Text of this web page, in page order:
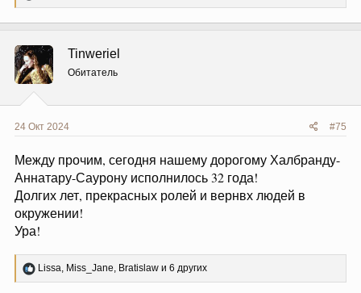
ц
и
:
Tinweriel
Обитатель
24 Окт 2024 #75
Между прочим, сегодня нашему дорогому Халбранду-
Аннатару-Саурону исполнилось 32 года!
Долгих лет, прекрасных ролей и вернвх людей в
окружении!
Ура!
РLissa Miss_Jane Bratislaw и 6 других